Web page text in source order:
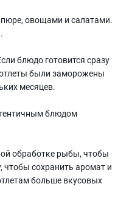
овощами и салатами.
блюдо готовится сразу
были заморожены
месяцев.
блюдом
обработке рыбы, чтобы
чтобы сохранить аромат и
больше вкусовых